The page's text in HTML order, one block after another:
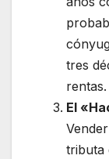
tres
rentas.
El
tributa